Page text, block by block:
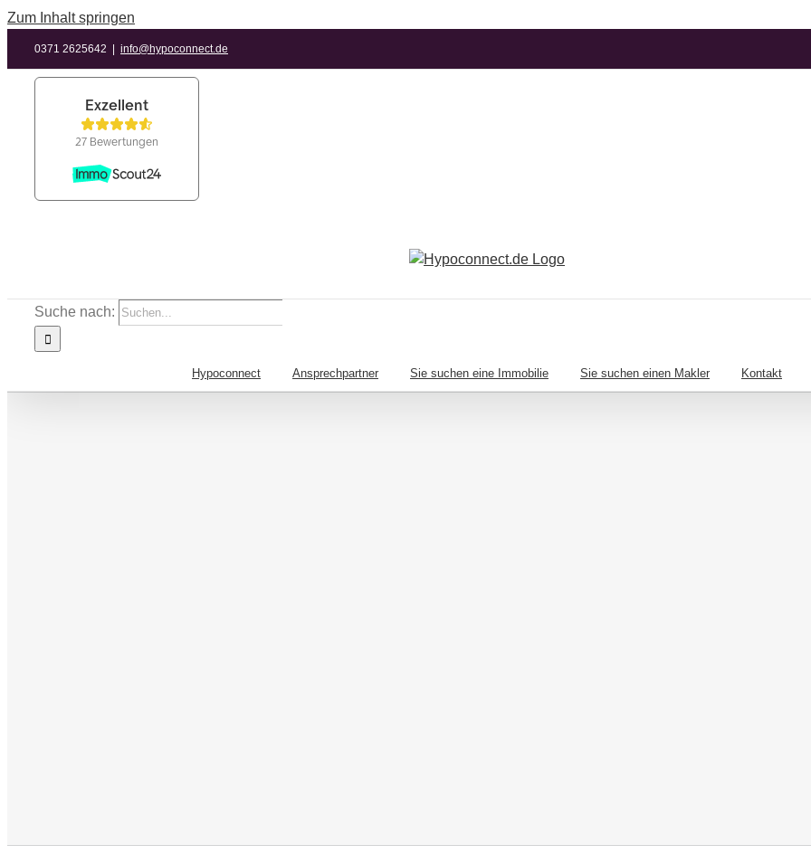
Zum Inhalt springen
0371 2625642 info@hypoconnect.de
Suche nach:
Hypoconnect Ansprechpartner Sie suchen eine Immobilie Sie suchen einen Makler Kontakt